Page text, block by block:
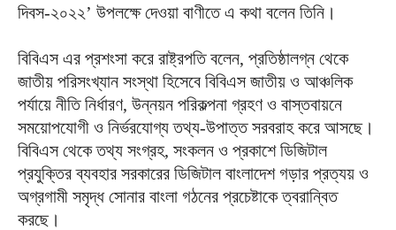
দিবস-২০২২’ উপলক্ষে দেওয়া বাণীতে এ কথা বলেন তিনি।
বিবিএস এর প্রশংসা করে রাষ্ট্রপতি বলেন, প্রতিষ্ঠালগ্ন থেকে
জাতীয় পরিসংখ্যান সংস্থা হিসেবে বিবিএস জাতীয় ও আঞ্চলিক
পর্যায়ে নীতি নির্ধারণ, উন্নয়ন পরিকল্পনা গ্রহণ ও বাস্তবায়নে
সময়োপযোগী ও নির্ভরযোগ্য তথ্য-উপাত্ত সরবরাহ করে আসছে।
বিবিএস থেকে তথ্য সংগ্রহ, সংকলন ও প্রকাশে ডিজিটাল
প্রযুক্তির ব্যবহার সরকারের ডিজিটাল বাংলাদেশ গড়ার প্রত্যয় ও
অগ্রগামী সমৃদ্ধ সোনার বাংলা গঠনের প্রচেষ্টাকে ত্বরান্বিত
করছে।